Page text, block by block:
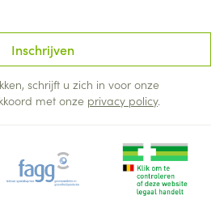
Inschrijven
schrijft u zich in voor onze
met onze privacy policy.